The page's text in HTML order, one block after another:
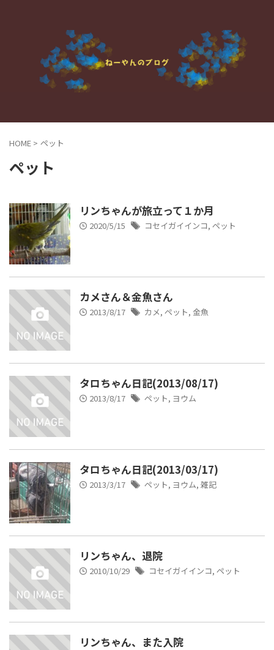
HOME > ペット
ペット
リンちゃんが旅立って１か月
2020/5/15 コセイガイインコ, ペット
カメさん＆金魚さん
2013/8/17 カメ, ペット, 金魚
タロちゃん日記(2013/08/17)
2013/8/17 ペット, ヨウム
タロちゃん日記(2013/03/17)
2013/3/17 ペット, ヨウム, 雑記
リンちゃん、退院
2010/10/29 コセイガイインコ, ペット
リンちゃん、また入院